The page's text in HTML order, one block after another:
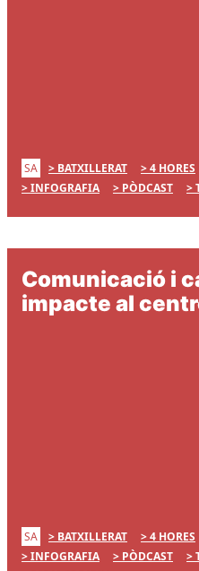
SA BATXILLERAT 4 HORES
INFOGRAFIA
PÒDCAST
Comunicació i
impacte al
SA BATXILLERAT 4 HORES
INFOGRAFIA
PÒDCAST